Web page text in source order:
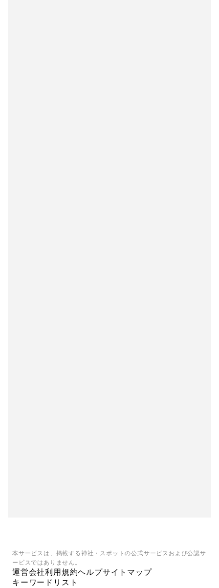
本サービスは、掲載する神社・スポットの公式サービスおよび公認サ
ービスではありません。
運営会社利用規約ヘルプサイトマップ
キーワードリスト